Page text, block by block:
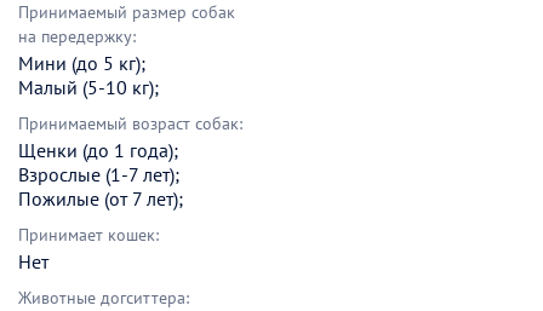
Принимаемый размер собак
на передержку:
Мини (до 5 кг);
Малый (5-10 кг);
Принимаемый возраст собак:
Щенки (до 1 года);
Взрослые (1-7 лет);
Пожилые (от 7 лет);
Принимает кошек:
Нет
Животные догситтера: